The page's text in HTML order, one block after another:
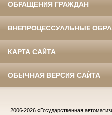
ОБРАЩЕНИЯ ГРАЖДАН
ВНЕПРОЦЕССУАЛЬНЫЕ
КАРТА САЙТА
ОБЫЧНАЯ ВЕРСИЯ САЙТА
2006-2026 «Государственная